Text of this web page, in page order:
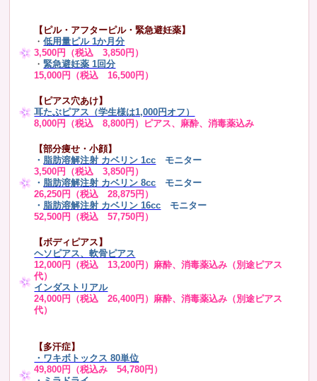
【ピル・アフターピル・緊急避妊薬】
・低用量ピル 1か月分
3,500円（税込 3,850円）
・緊急避妊薬 1回分
15,000円（税込 16,500円）
【ピアス穴あけ】
耳たぶピアス（学生様は1,000円オフ）
8,000円（税込 8,800円）ピアス、麻酔、消毒薬込み
【部分痩せ・小顔】
・ 脂肪溶解注射 カベリン 1cc モニター
3,500円（税込 3,850円）
・ 脂肪溶解注射 カベリン 8cc モニター
26,250円（税込 28,875円）
・ 脂肪溶解注射 カベリン 16cc
モニター
52,500円（税込 57,750円）
【ボディピアス】
ヘソピアス、軟骨ピアス
12,000円（税込 13,200円）麻酔、消毒薬込み（別途ピアス
代）
インダストリアル
24,000円（税込 26,400円）麻酔、消毒薬込み（別途ピアス
代）
【多汗症】
・ ワキボトックス 80単位
49,800円（税込み 54,780円）